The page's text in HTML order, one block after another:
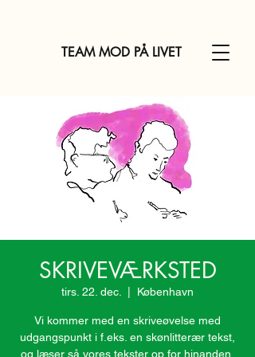
TEAM MOD PÅ LIVET
SKRIVEVÆRKSTED
tirs. 22. dec. København
Vi kommer med en skriveøvelse med
udgangspunkt i f.eks. en skønlitterær tekst,
og læser så vores tekster op for hinanden,